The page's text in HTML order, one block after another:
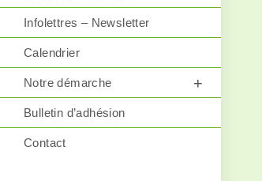
Infolettres – Newsletter
Calendrier
Notre démarche
Bulletin d’adhésion
Contact